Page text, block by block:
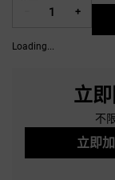
+
Loading...
立
不
立即